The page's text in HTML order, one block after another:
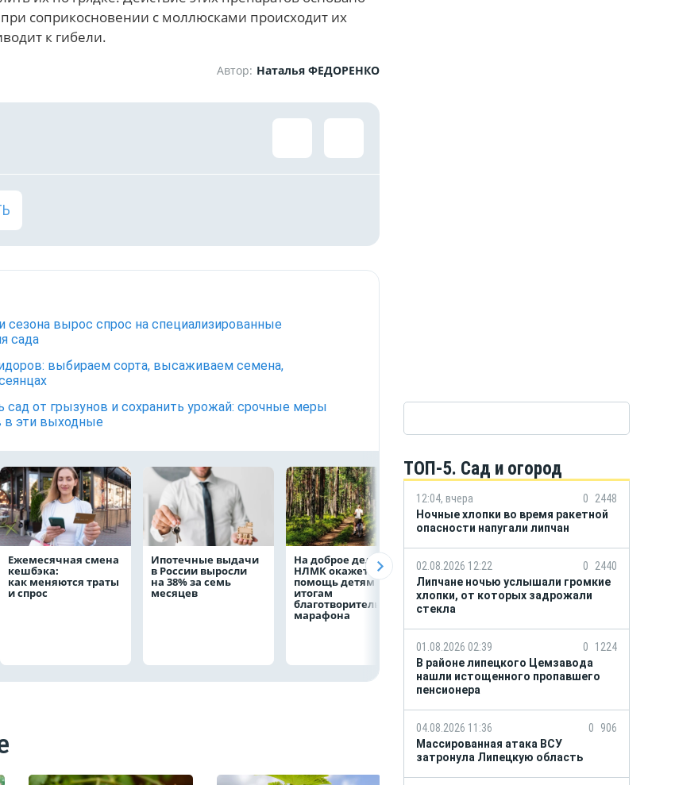
соприкосновении с моллюсками происходит их
к гибели.
Автор: Наталья ФЕДОРЕНКО
сезона вырос спрос на специализированные
сада
выбираем сорта, высаживаем семена,
сад от грызунов и сохранить урожай: срочные меры
в эти выходные
Ежемесячная смена
кешбэка:
как меняются траты
и спрос
Ипотечные выдачи
в России выросли
на 38% за семь
месяцев
На доброе дело:
НЛМК окажет
помощь детям по
итогам
благотворительного
марафона
Объем продаж
кредитов
наличными в России
вырос на 64%
Более 130
сотрудников
боролись за
лучшего
грузового
ТОП-5. Сад и огород
12:04, вчера 0
2448
Ночные хлопки во время ракетной
опасности напугали липчан
02.08.2026 12:22 0
2440
Липчане ночью услышали громкие
хлопки, от которых задрожали
стекла
01.08.2026 02:39 0
1224
В районе липецкого Цемзавода
нашли истощенного пропавшего
пенсионера
04.08.2026 11:36 0
906
Массированная атака ВСУ
затронула Липецкую область